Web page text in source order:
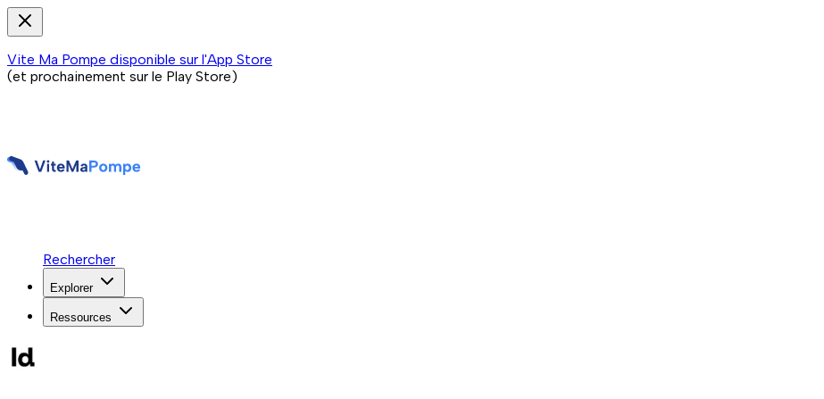
Vite Ma Pompe disponible sur l'App Store
(et prochainement sur le Play Store)
Rechercher
Explorer
Ressources